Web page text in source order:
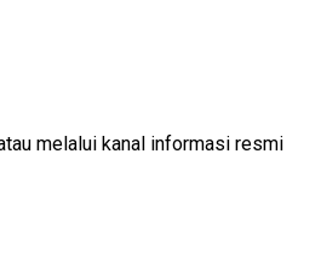
melalui kanal informasi resmi